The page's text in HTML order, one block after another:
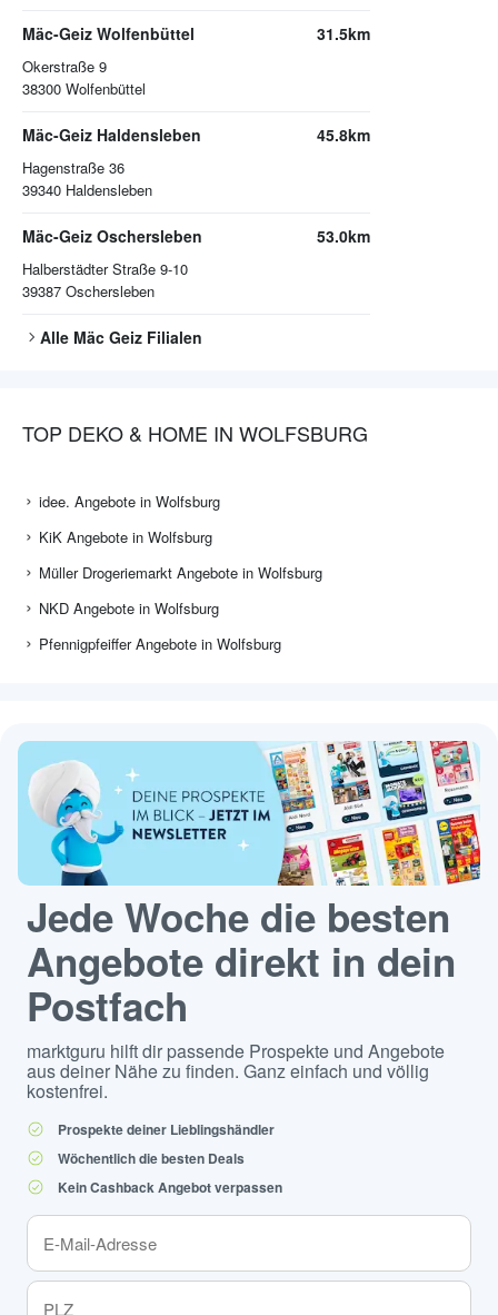
Mäc-Geiz Wolfenbüttel
Okerstraße 9
38300 Wolfenbüttel
31.5km
Mäc-Geiz Haldensleben
Hagenstraße 36
39340 Haldensleben
45.8km
Mäc-Geiz Oschersleben
Halberstädter Straße 9-10
39387 Oschersleben
53.0km
Alle Mäc Geiz Filialen
TOP DEKO & HOME IN WOLFSBURG
idee. Angebote in Wolfsburg
KiK Angebote in Wolfsburg
Müller Drogeriemarkt Angebote in Wolfsburg
NKD Angebote in Wolfsburg
Pfennigpfeiffer Angebote in Wolfsburg
Jede Woche die besten
Angebote direkt in dein
Postfach
marktguru hilft dir passende Prospekte und Angebote
aus deiner Nähe zu finden. Ganz einfach und völlig
kostenfrei.
Prospekte deiner Lieblingshändler
Wöchentlich die besten Deals
Kein Cashback Angebot verpassen